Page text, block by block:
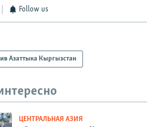
Follow us
Азаттыка Кыргызстан
ЦЕНТРАЛЬНАЯ АЗИЯ